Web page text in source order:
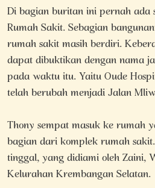
Di bagian buritan ini
Rumah Sakit. Sebagian
rumah sakit masih berdiri.
dapat dibuktikan dengan nama
pada waktu itu. Yaitu Oude
telah berubah menjadi Jalan
Thony sempat masuk ke rumah
bagian dari komplek rumah
tinggal, yang didiami oleh Zaini,
Kelurahan Krembangan Selatan.